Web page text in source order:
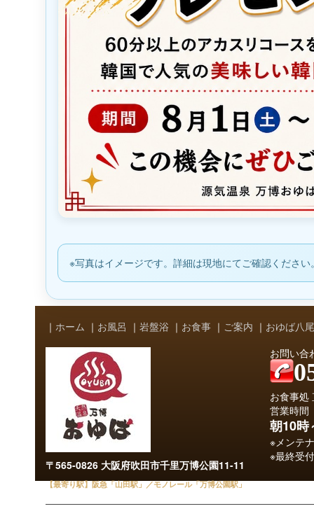
※写真はイメージです。詳細は現地にてご確認ください
｜ ホーム ｜ お風呂 ｜ 岩盤浴 ｜ お食事 ｜ ご案内 ｜ おゆば八
〒565-0826 大阪府吹田市千里万博公園11-11
【最寄り駅】阪急「山田駅」／モノレール「万博公園駅」
お問い合
お食事
営業時間
朝10
※メンテ
※最終受